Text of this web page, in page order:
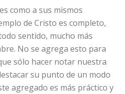
como a sus mismos
de Cristo es completo,
sentido, mucho más
No se agrega esto para
sólo hacer notar nuestra
su punto de un modo
agregado es más práctico y